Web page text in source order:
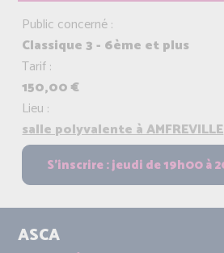
Public concerné :
Classique 3 - 6ème et plus
Tarif :
150,00 €
Lieu :
salle polyvalente à AMFREVILLE
ASCA